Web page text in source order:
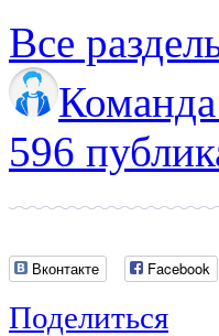
Все
596
Вконтакте Facebook
Поделиться